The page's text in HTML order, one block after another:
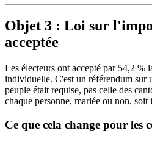
Objet 3 : Loi sur
acceptée
Les électeurs ont accepté par 54,2 %
individuelle. C'est un référendum sur
peuple était requise, pas celle des
chaque personne, mariée ou non,
Ce que cela change pour les